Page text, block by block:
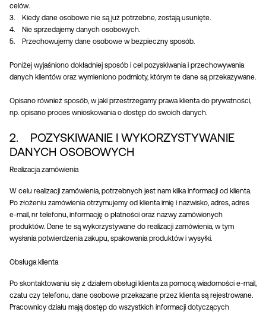
celów.
3. Kiedy dane osobowe nie są już potrzebne, zostają usunięte.
4. Nie sprzedajemy danych osobowych.
5. Przechowujemy dane osobowe w bezpieczny sposób.
Poniżej wyjaśniono dokładniej sposób i cel pozyskiwania i przechowywania
danych klientów oraz wymieniono podmioty, którym te dane są przekazywane.
Opisano również sposób, w jaki przestrzegamy prawa klienta do prywatności,
np. opisano proces wnioskowania o dostęp do swoich danych.
2. POZYSKIWANIE I WYKORZYSTYWANIE
DANYCH OSOBOWYCH
Realizacja zamówienia
W celu realizacji zamówienia, potrzebnych jest nam kilka informacji od klienta.
Po złożeniu zamówienia otrzymujemy od klienta imię i nazwisko, adres, adres
e-mail, nr telefonu, informację o płatności oraz nazwy zamówionych
produktów. Dane te są wykorzystywane do realizacji zamówienia, w tym
wysłania potwierdzenia zakupu, spakowania produktów i wysyłki.
Obsługa klienta
Po skontaktowaniu się z działem obsługi klienta za pomocą wiadomości e-mail,
czatu czy telefonu, dane osobowe przekazane przez klienta są rejestrowane.
Pracownicy działu mają dostęp do wszystkich informacji dotyczących